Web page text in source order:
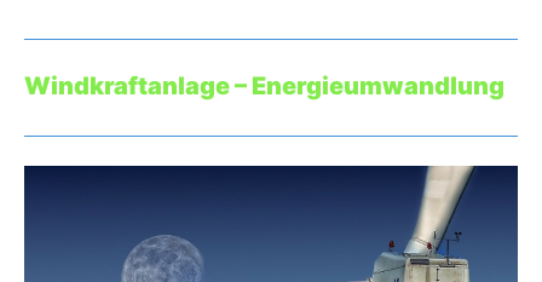
Windkraftanlage – Energieumwandlung